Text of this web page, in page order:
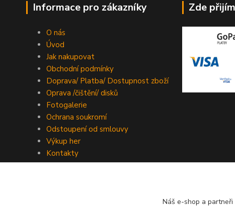
Informace pro zákazníky
O nás
Úvod
Jak nakupovat
Obchodní podmínky
Doprava/ Platba/ Dostupnost zboží
Oprava /čištění/ disků
Fotogalerie
Ochrana soukromí
Odstoupení od smlouvy
Výkup her
Kontakty
Zde
Náš e-shop a partneři